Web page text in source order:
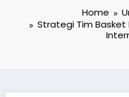
Home
Strategi Tim Basket